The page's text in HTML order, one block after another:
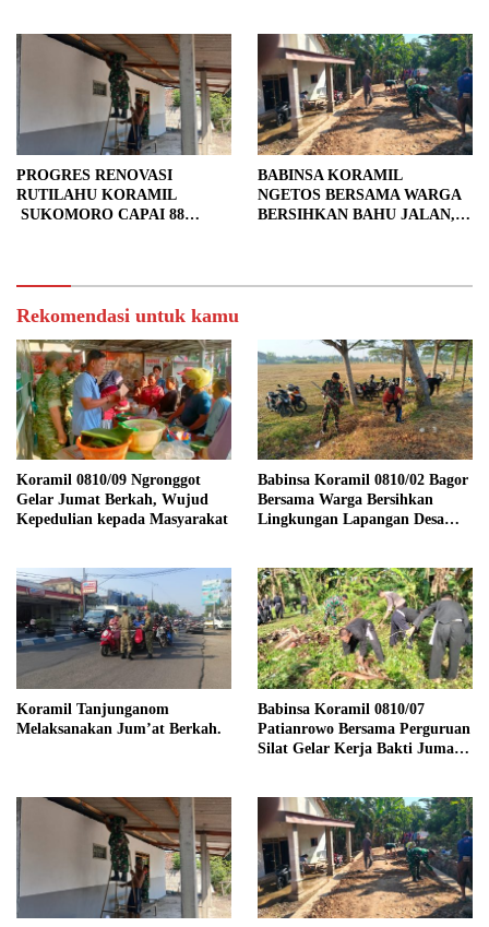
PROGRES RENOVASI
RUTILAHU KORAMIL
SUKOMORO CAPAI 88
BABINSA KORAMIL
NGETOS BERSAMA WARGA
BERSIHKAN BAHU JALAN,
Rekomendasi untuk kamu
Koramil 0810/09 Ngronggot
Gelar Jumat Berkah, Wujud
Kepedulian kepada Masyarakat
Babinsa Koramil 0810/02 Bagor
Bersama Warga Bersihkan
Lingkungan Lapangan Desa
Koramil Tanjunganom
Melaksanakan Jum’at Berkah.
Babinsa Koramil 0810/07
Patianrowo Bersama Perguruan
Silat Gelar Kerja Bakti Jumat